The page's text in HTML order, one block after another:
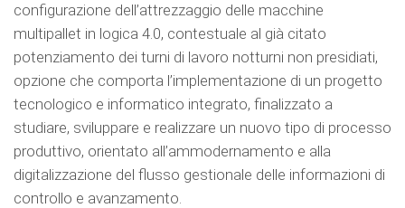
configurazione dell’attrezzaggio delle macchine
multipallet in logica 4.0, contestuale al già citato
potenziamento dei turni di lavoro notturni non presidiati,
opzione che comporta l’implementazione di un progetto
tecnologico e informatico integrato, finalizzato a
studiare, sviluppare e realizzare un nuovo tipo di processo
produttivo, orientato all’ammodernamento e alla
digitalizzazione del flusso gestionale delle informazioni di
controllo e avanzamento.